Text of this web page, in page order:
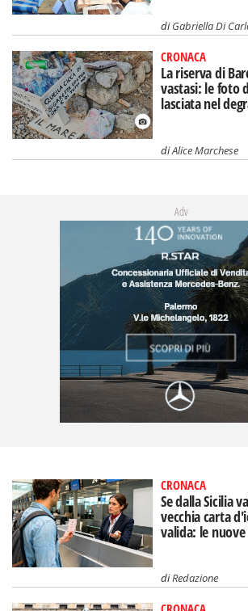
diGabriella Di
CRONACA
La riserva di
vastasi: le foto
lasciata nel
diAlice Marchese
Adv
CRONACA
Se dalla Sicilia
vecchia carta
valida: le
diRedazione